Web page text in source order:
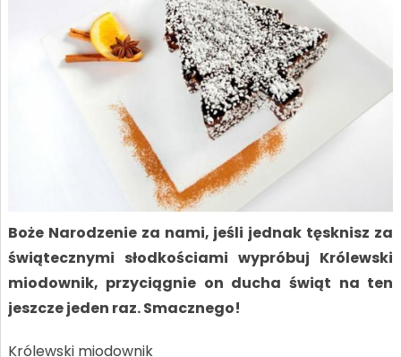
Boże Narodzenie za nami, jeśli jednak tęsknisz za
świątecznymi słodkościami wypróbuj Królewski
miodownik, przyciągnie on ducha świąt na ten
jeszcze jeden raz. Smacznego!
Królewski miodownik